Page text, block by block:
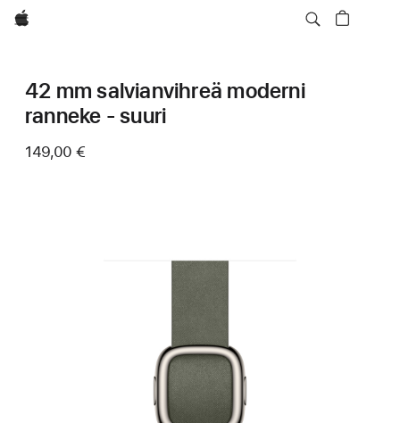
Apple
42 mm salvianvihreä moderni
ranneke - suuri
149,00 €